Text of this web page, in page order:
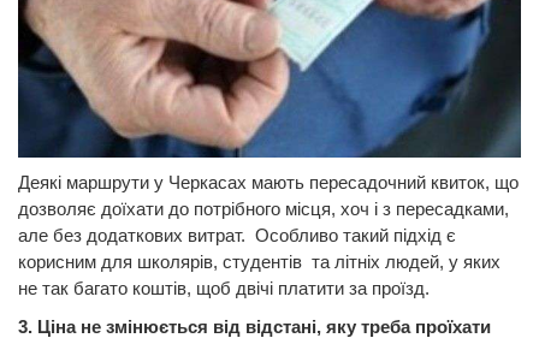
Деякі маршрути у Черкасах мають пересадочний квиток, що
дозволяє доїхати до потрібного місця, хоч і з пересадками,
але без додаткових витрат. Особливо такий підхід є
корисним для школярів, студентів та літніх людей, у яких
не так багато коштів, щоб двічі платити за проїзд.
3. Ціна не змінюється від відстані, яку треба проїхати